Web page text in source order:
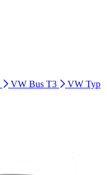
VW Bus T3
VW Typ